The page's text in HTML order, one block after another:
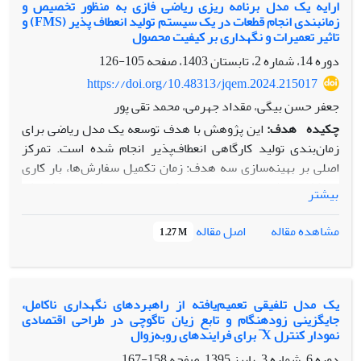
مدل تشخیص زودهنگام ایرادات قابلیت اطمینان محصول با
استفاده از تحلیل داده­‌های گارانتی و پارامترهای کیفی خط تولید
طراحی شده است. در همین راستا یک مطالعه موردی بر روی
موتورهایTU5 ایران خودرو انجام شده است.
ارایه یک مدل برنامه ریزی ریاضی فازی به منظور تخصیص و
زمانبندی انجام قطعات در یک سیستم تولید انعطاف پذیر (FMS) و
تاثیر تعمیرات و نگهداری بر کیفیت محصول
دوره 14، شماره 2، تابستان 1403، صفحه
105-126
https://doi.org/10.48313/jqem.2024.215017
جعفر حسن بیگی، مقداد جهرمی، محمد تقی پور
چکیده هدف: این پژوهش با هدف توسعه یک مدل ریاضی برای
زمان‌بندی تولید کارگاهی انعطاف‌پذیر انجام شده است. تمرکز
اصلی بر بهینه‌سازی سه هدف: زمان تکمیل سفارش‌ها، بار کاری
حداکثری ماشین‌ها و مجموع بار کاری است. هدف نهایی افزایش
بهره‌وری و انعطاف‌پذیری در سیستم‌های تولیدی است.
روش‌شناسی پژوهش: از دو الگوریتم فرا ابتکاری
MOGWO برای حل مدل استفاده شده است. ابتدا مدل در
مقیاس کوچک اعتبارسنجی شد و سپس در ابعاد بزرگ‌تر تحلیل
دقت و کیفیت راه‌حل‌ها صورت گرفت.
یافته‌ها:
نتایج نشان داد MOGWO در مسایل متوسط عملکرد
بیشتر
مشاهده مقاله
اصل مقاله 1.27 M
یک مدل تلفیقی تعمیم‌یافته از راهبردهای نگهداری ناکامل،
جایگزینی زودهنگام و تابع زیان تاگوچی در طراحی اقتصادی
نمودار کنترل X ̅ برای فرایندهای روبه‌زوال